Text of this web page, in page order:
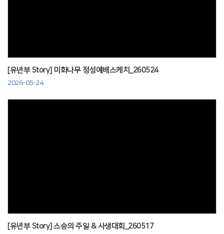
[유년부 Story] 미화나무 정성예배스케치_260524
2026-05-24
[유년부 Story] 스승의 주일 & 사생대회_260517